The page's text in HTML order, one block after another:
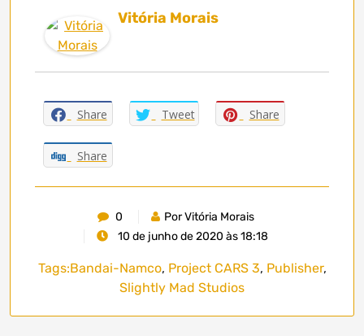
Vitória Morais
Share Tweet Share
Share
0
Por Vitória Morais
10 de junho de 2020 às 18:18
Tags:Bandai-Namco, Project CARS 3, Publisher,
Slightly Mad Studios